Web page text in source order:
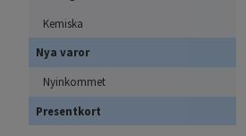
Kemiska
Nya varor
Nyinkommet
Presentkort